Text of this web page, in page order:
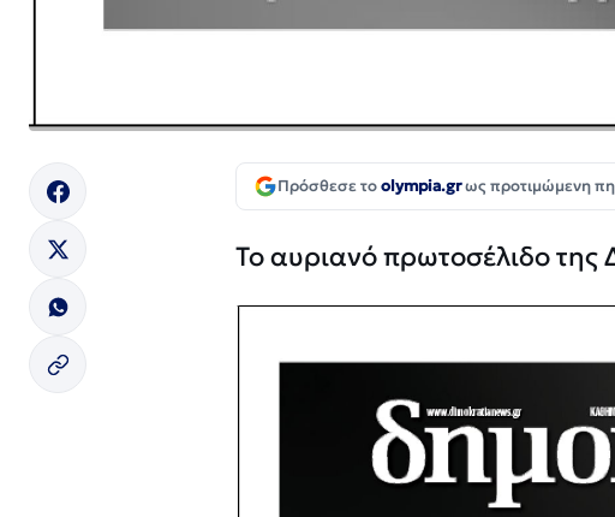
Πρόσθεσε τοolympia.grως προτιμώμενη
Το αυριανό πρωτοσέλιδο της